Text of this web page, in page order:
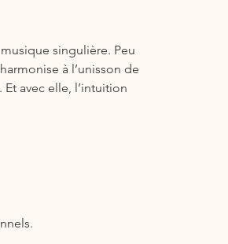
singulière. Peu
à l’unisson de
avec elle, l’intuition